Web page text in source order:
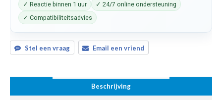
✓ Reactie binnen 1 uur
✓ 24/7 online ondersteuning
✓ Compatibiliteitsadvies
Stel een vraag Email een vriend
Beschrijving